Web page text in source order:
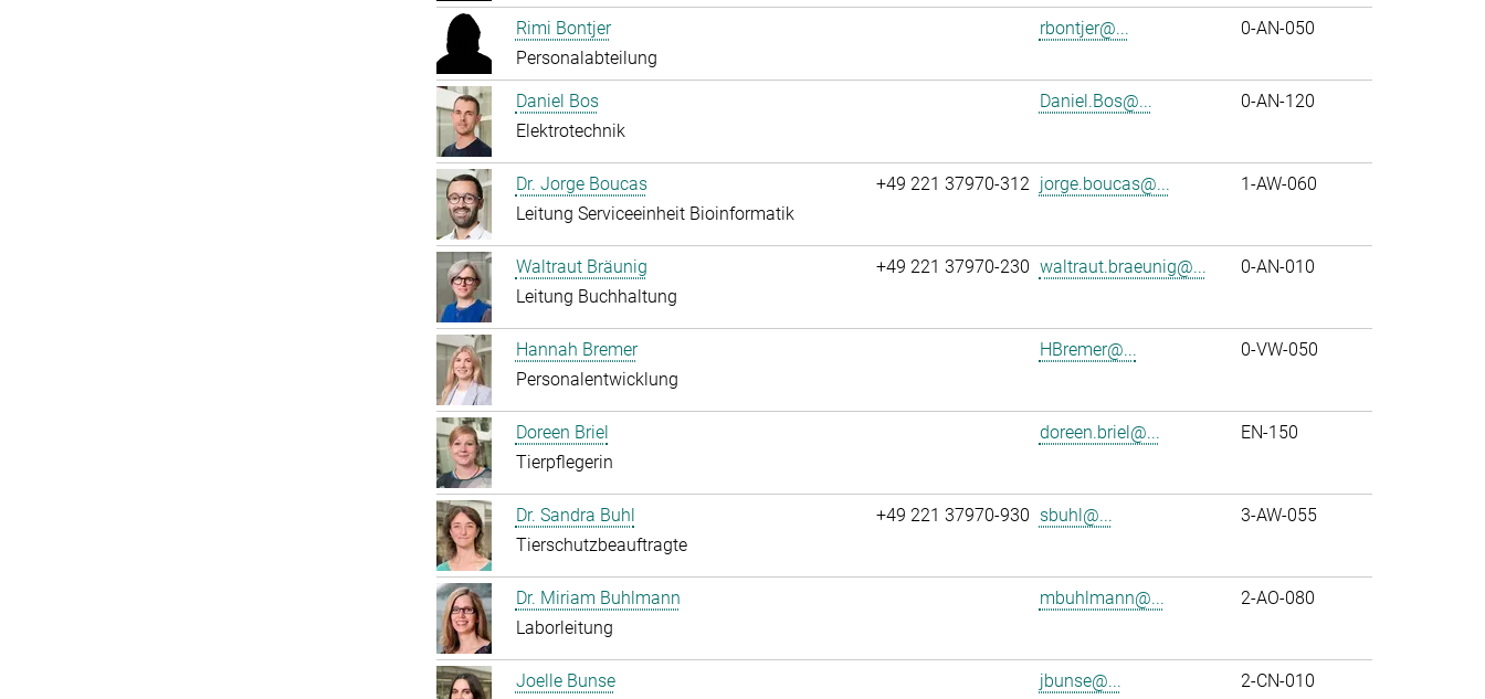
Rimi Bontjer
Personalabteilung
rbontjer@... 0-AN-050
Daniel Bos
Elektrotechnik
Daniel.Bos@... 0-AN-120
Dr. Jorge Boucas
Leitung Serviceeinheit Bioinformatik
+49 221 37970-312 jorge.boucas@... 1-AW-060
Waltraut Bräunig
Leitung Buchhaltung
+49 221 37970-230 waltraut.braeunig@... 0-AN-010
Hannah Bremer
Personalentwicklung
HBremer@... 0-VW-050
Doreen Briel
Tierpflegerin
doreen.briel@... EN-150
Dr. Sandra Buhl
Tierschutzbeauftragte
+49 221 37970-930 sbuhl@... 3-AW-055
Dr. Miriam Buhlmann
Laborleitung
mbuhlmann@... 2-AO-080
Joelle Bunse
jbunse@... 2-CN-010